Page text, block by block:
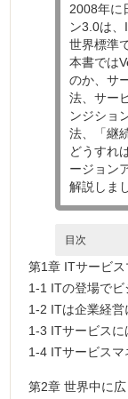
2008年に
ン3.0は
世界標準
本書では
のか、サ
法、サー
ンジショ
法、「継
どうすれ
ージョン
解説しま
目次
第1章 ITサービ
1-1 ITの登場でビ
1-2 ITは企業経
1-3 ITサービス
1-4 ITサービス
第2章 世界中に